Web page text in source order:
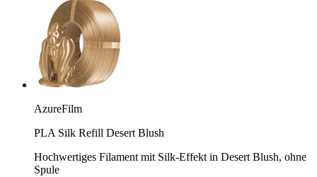
AzureFilm
PLA Silk Refill Desert Blush
Hochwertiges Filament mit Silk-Effekt in Desert Blush, ohne
Spule